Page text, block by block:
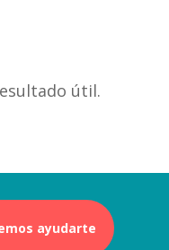
útil.
ayudarte